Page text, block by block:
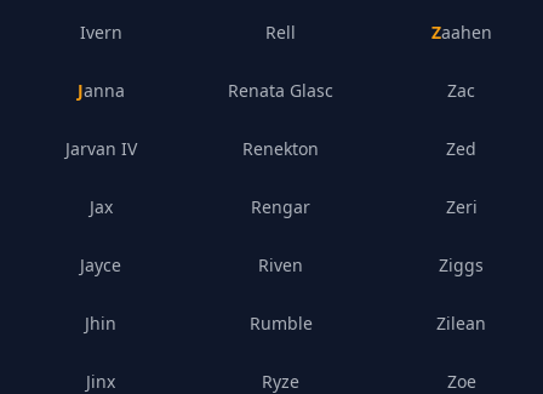
Ivern
Janna
Jarvan IV
Jax
Jayce
Jhin
Jinx
Rell
Renata Glasc
Renekton
Rengar
Riven
Rumble
Ryze
Zaahen
Zac
Zed
Zeri
Ziggs
Zilean
Zoe